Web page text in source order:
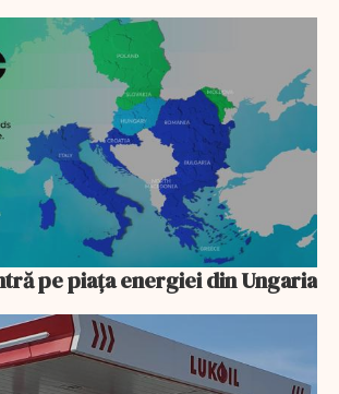
pe piața energiei din Ungaria